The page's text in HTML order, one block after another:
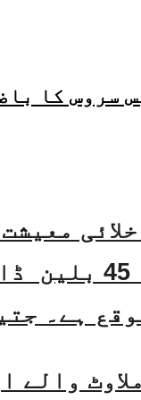
سروس کا
سالوں میں 45
ہے۔
والے